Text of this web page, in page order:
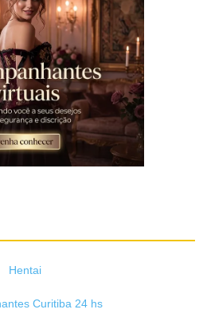
Hentai
Curitiba 24 hs